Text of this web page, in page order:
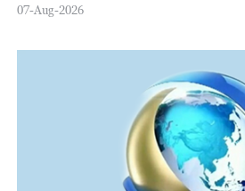
07-Aug-2026